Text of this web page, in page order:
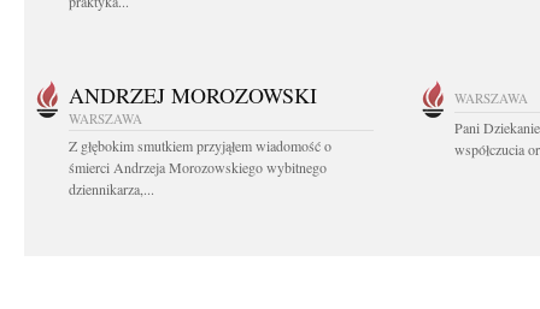
ANDRZEJ MOROZOWSKI
WARSZAWA
Z głębokim smutkiem przyjąłem wiadomość o
śmierci Andrzeja Morozowskiego wybitnego
dziennikarza,...
WARSZAWA
Pani
współczucia